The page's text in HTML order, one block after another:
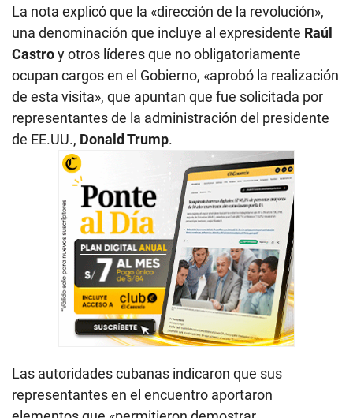
La nota explicó que la «dirección de la revolución»,
una denominación que incluye al expresidente Raúl
Castroy otros líderes que no obligatoriamente
ocupan cargos en el Gobierno, «aprobó la realización
de esta visita», que apuntan que fue solicitada por
representantes de la administración del presidente
de EE.UU., Donald Trump.
Las autoridades cubanas indicaron que sus
representantes en el encuentro aportaron